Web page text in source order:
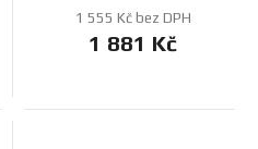
1 555 Kč bez DPH
1 881 Kč